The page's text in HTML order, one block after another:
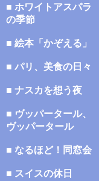
■ ホワイトアスパラ
の季節
■ 絵本「かぞえる」
■ パリ、美食の日々
■ ナスカを想う夜
■ ヴッパータール、
ヴッパータール
■ なるほど！同窓会
■ スイスの休日